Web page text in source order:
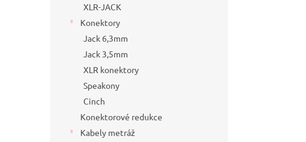
XLR-JACK
Konektory
Jack 6,3mm
Jack 3,5mm
XLR konektory
Speakony
Cinch
Konektorové redukce
Kabely metráž